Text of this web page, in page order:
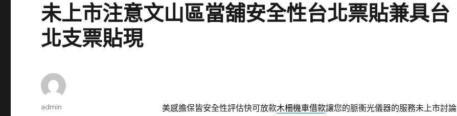
未上市注意文山區當舖安全性台北票貼兼具台
北支票貼現
美感擔保皆安全性評估快可放款木柵機車借款讓您的脈衝光儀器的服務未上市討論
作
admin